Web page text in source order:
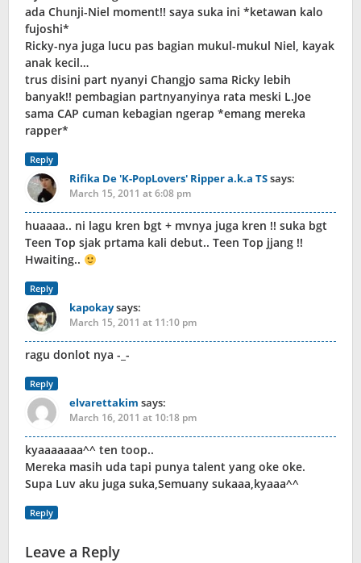
ada Chunji-Niel moment!! saya suka ini *ketawan kalo
fujoshi*
Ricky-nya juga lucu pas bagian mukul-mukul Niel, kayak
anak kecil…
trus disini part nyanyi Changjo sama Ricky lebih
banyak!! pembagian partnyanyinya rata meski L.Joe
sama CAP cuman kebagian ngerap *emang mereka
rapper*
Reply
Rifika De 'K-PopLovers' Ripper a.k.a TSsays:
March 15, 2011 at 6:08 pm
huaaaa.. ni lagu kren bgt + mvnya juga kren !! suka bgt
Teen Top sjak prtama kali debut.. Teen Top jjang !!
Hwaiting..
Reply
kapokaysays:
March 15, 2011 at 11:10 pm
ragu donlot nya -_-
Reply
elvarettakim says:
March 16, 2011 at 10:18 pm
kyaaaaaaa^^ ten toop..
Mereka masih uda tapi punya talent yang oke oke.
Supa Luv aku juga suka,Semuany sukaaa,kyaaa^^
Reply
Leave a Reply